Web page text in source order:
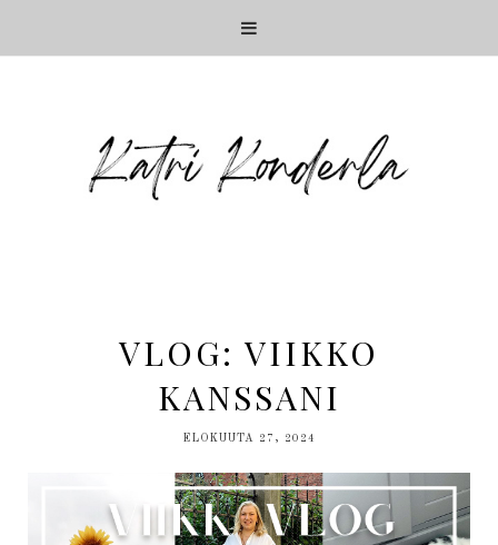
VLOG: VIIKKO
KANSSANI
ELOKUUTA 27, 2024